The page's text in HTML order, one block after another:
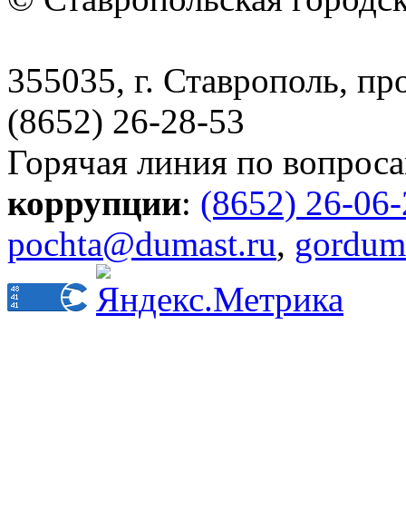
355035, г. Ставрополь,
(8652) 26-28-53
Горячая линия по
коррупции: (8652) 26-
pochta@dumast.ru,